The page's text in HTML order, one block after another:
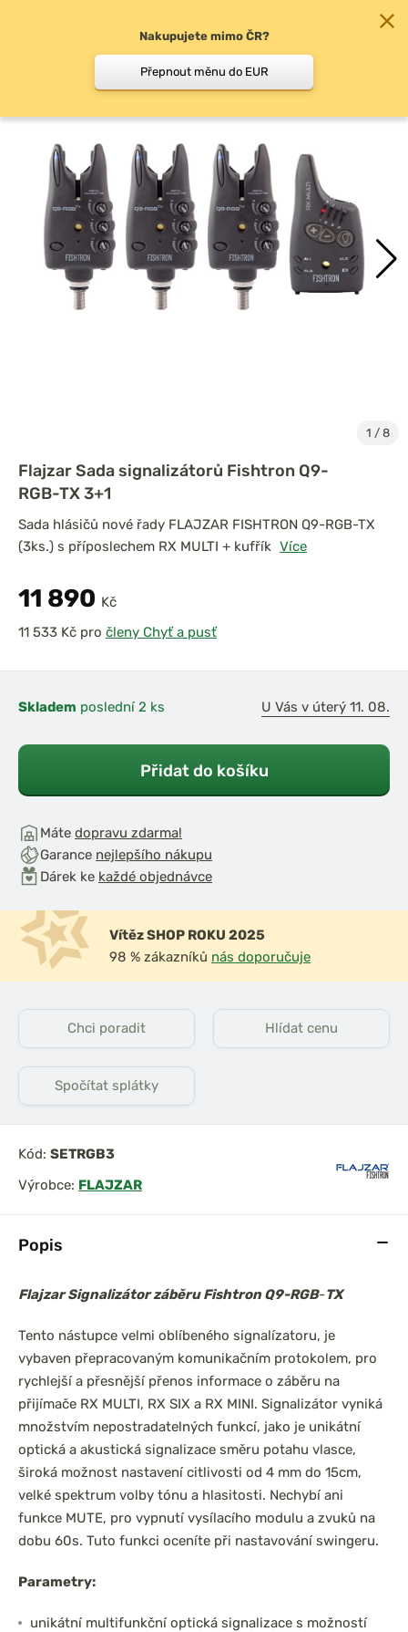
Sady signalizátorů
1 / 8
Popis
Flajzar Signalizátor záběru Fishtron Q9-RGB-TX
Tento nástupce velmi oblíbeného signalízatoru, je
vybaven přepracovaným komunikačním protokolem, pro
rychlejší a přesnější přenos informace o záběru na
přijímače RX MULTI, RX SIX a RX MINI. Signalizátor vyniká
množstvím nepostradatelných funkcí, jako je unikátní
optická a akustická signalizace směru potahu vlasce,
široká možnost nastavení citlivosti od 4 mm do 15cm,
velké spektrum volby tónu a hlasitosti. Nechybí ani
funkce MUTE, pro vypnutí vysílacího modulu a zvuků na
dobu 60s. Tuto funkci oceníte při nastavování swingeru.
Parametry:
unikátní multifunkční optická signalizace s možností
Flajzar Sada signalizátorů Fishtron Q9-
RGB-TX 3+1
Sada hlásičů nové řady FLAJZAR FISHTRON Q9-RGB-TX
(3ks.) s příposlechem RX MULTI + kufřík Více
11 890 Kč
pro členy Chyť a pusť
Skladem poslední 2 ks U Vás v úterý 11. 08.
Přidat do košíku
Máte dopravu zdarma!
Garance nejlepšího nákupu
Dárek ke každé objednávce
Vítěz SHOP ROKU 2025
98 % zákazníků nás doporučuje
Chci poradit Hlídat cenu
Spočítat splátky
Kód: SETRGB3
Výrobce: FLAJZAR
Nakupujete mimo ČR?
Přepnout měnu do EUR